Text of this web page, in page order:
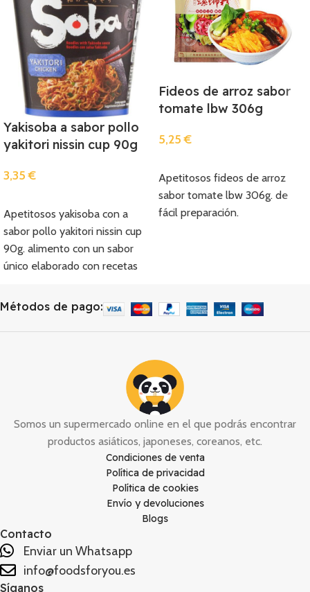
Yakisoba a sabor pollo
yakitori nissin cup 90g
3,35€
Apetitosos yakisoba con a
sabor pollo yakitori nissin cup
90g. alimento con un sabor
único elaborado con recetas
Fideos de arroz sabor
tomate lbw 306g
5,25€
Apetitosos fideos de arroz
sabor tomate lbw 306g. de
fácil preparación.
Métodos de pago:
Somos un supermercado online en el que podrás encontrar
productos asiáticos, japoneses, coreanos, etc.
Condiciones de venta
Política de privacidad
Política de cookies
Envío y devoluciones
Blogs
Contacto
Enviar un Whatsapp
info@foodsforyou.es
Síganos